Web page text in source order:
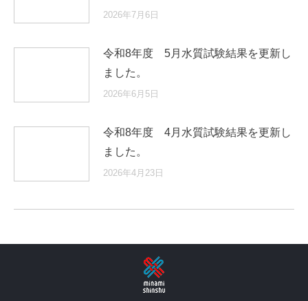
2026年7月6日
令和8年度 5月水質試験結果を更新し
ました。
2026年6月5日
令和8年度 4月水質試験結果を更新し
ました。
2026年4月23日